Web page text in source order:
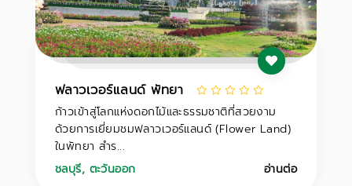
ฟลาวเวอร์แลนด์ พัทยา
ก้าวเข้าสู่โลกแห่งดอกไม้และธรรมชาติที่สวยงาม
ด้วยการเยี่ยมชมฟลาวเวอร์แลนด์ (Flower Land)
ในพัทยา สำร...
ชลบุรี, ตะวันออก อ่านต่อ